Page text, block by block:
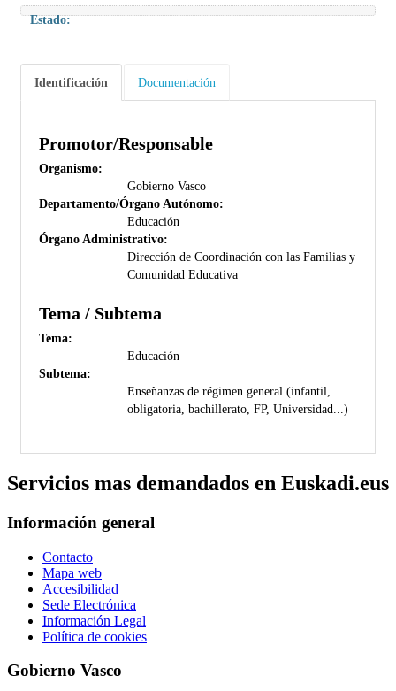
Estado:
Identificación Documentación
Promotor/Responsable
Organismo:
Gobierno Vasco
Departamento/Órgano Autónomo:
Educación
Órgano Administrativo:
Dirección de Coordinación con las Familias y
Comunidad Educativa
Tema / Subtema
Tema:
Educación
Subtema:
Enseñanzas de régimen general (infantil,
obligatoria, bachillerato, FP, Universidad...)
Servicios mas demandados en Euskadi.eus
Información general
Contacto
Mapa web
Accesibilidad
Sede Electrónica
Información Legal
Política de cookies
Gobierno Vasco